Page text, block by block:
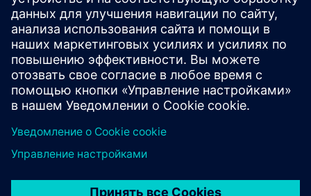
Специально разработанная технология Motion-
Connect и измерительные системы для ваших
приложений управления движением. Облегчает
планирование проекта и ввод в эксплуатацию.